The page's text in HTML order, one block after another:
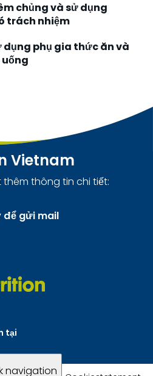
navigation
chủng và sử dụng
trách nhiệm
dụng phụ gia thức ăn và
Vietnam
thêm thông tin chi tiết:
để gửi mail
tại
information